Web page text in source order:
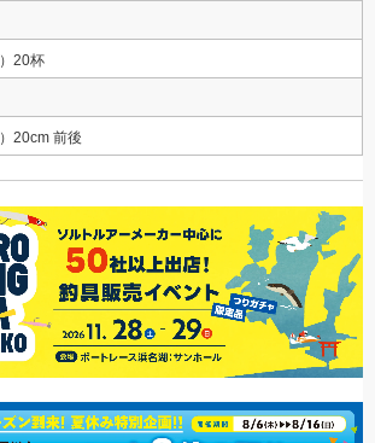
20杯
20cm 前後